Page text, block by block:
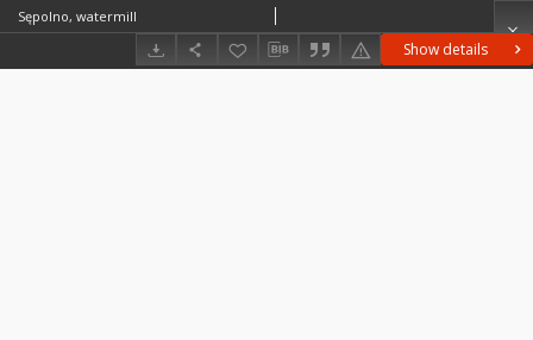
Show details
Sępolno, watermill